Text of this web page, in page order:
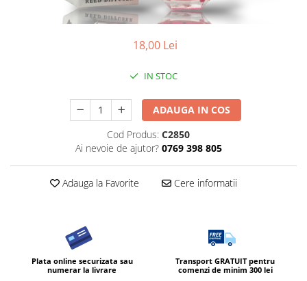
Solutii de scos pete
Tablete & Capsule
Combaterea Insectelor
Diverse produse de uz casnic
Saci Menajeri
18,00 Lei
IN STOC
ADAUGA IN COS
Cod Produs: C2850
Ai nevoie de ajutor? 0769 398 805
Adauga la Favorite Cere informatii
Plata online securizata sau
numerar la livrare
Transport GRATUIT pentru
comenzi de minim 300 lei